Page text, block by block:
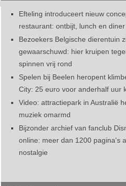
Efteling introduceert nieuw
restaurant: ontbijt, lunch en diner
Bezoekers Belgische dierentuin
gewaarschuwd: hier kruipen
spinnen vrij rond
Spelen bij Beelen heropent
City: 25 euro voor anderhalf uur
Video: attractiepark in Australië
muziek omarmd
Bijzonder archief van fanclub
online: meer dan 1200 pagina's
nostalgie